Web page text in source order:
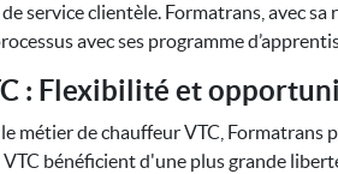
service clientèle. Formatrans, avec sa
avec ses programme
: Flexibilité et
métier de chauffeur VTC, Formatrans
bénéficient d'une plus grande